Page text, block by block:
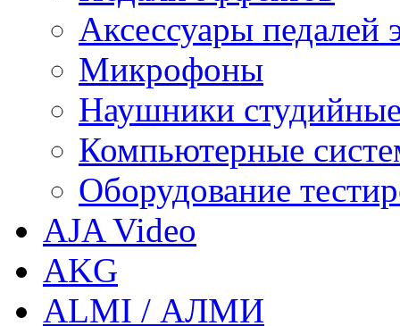
Аксессуары педалей
Микрофоны
Наушники
Компьютерные
Оборудование
AJA Video
AKG
ALMI / АЛМИ